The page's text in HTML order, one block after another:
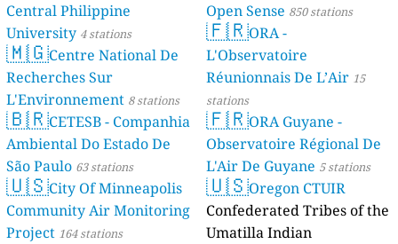
Central Philippine
University 4 stations
🇲🇬Centre National De
Recherches Sur
L'Environnement 8 stations
🇧🇷CETESB - Companhia
Ambiental Do Estado De
São Paulo 63 stations
🇺🇸City Of Minneapolis
Community Air Monitoring
Project 164 stations
Open Sense 850 stations
🇫🇷ORA -
L'Observatoire
Réunionnais De L’Air 15
stations
🇫🇷ORA Guyane -
Observatoire Régional De
L'Air De Guyane 5 stations
🇺🇸Oregon CTUIR
Confederated Tribes of the
Umatilla Indian